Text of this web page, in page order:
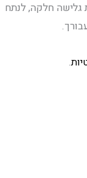
גלישה חלקה, לנתח
.